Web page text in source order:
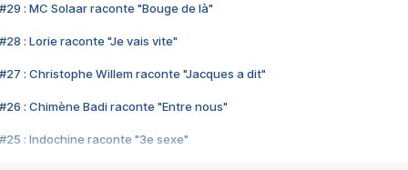
#29 : MC Solaar raconte "Bouge de là"
#28 : Lorie raconte "Je vais vite"
#27 : Christophe Willem raconte "Jacques a dit"
#26 : Chimène Badi raconte "Entre nous"
#25 : Indochine raconte "3e sexe"